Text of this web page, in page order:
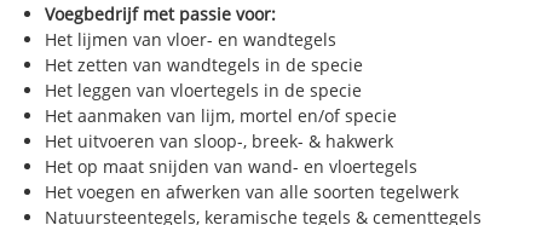
Voegbedrijf met passie voor:
Het lijmen van vloer- en wandtegels
Het zetten van wandtegels in de specie
Het leggen van vloertegels in de specie
Het aanmaken van lijm, mortel en/of specie
Het uitvoeren van sloop-, breek- & hakwerk
Het op maat snijden van wand- en vloertegels
Het voegen en afwerken van alle soorten tegelwerk
Natuursteentegels, keramische tegels & cementtegels